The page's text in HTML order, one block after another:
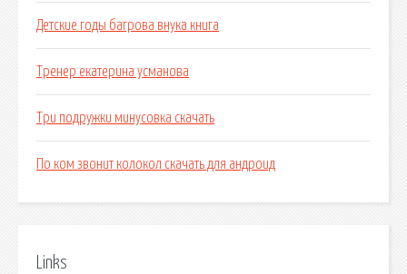
Детские годы багрова внука книга
Тренер екатерина усманова
Три подружки минусовка скачать
По ком звонит колокол скачать для андроид
Links